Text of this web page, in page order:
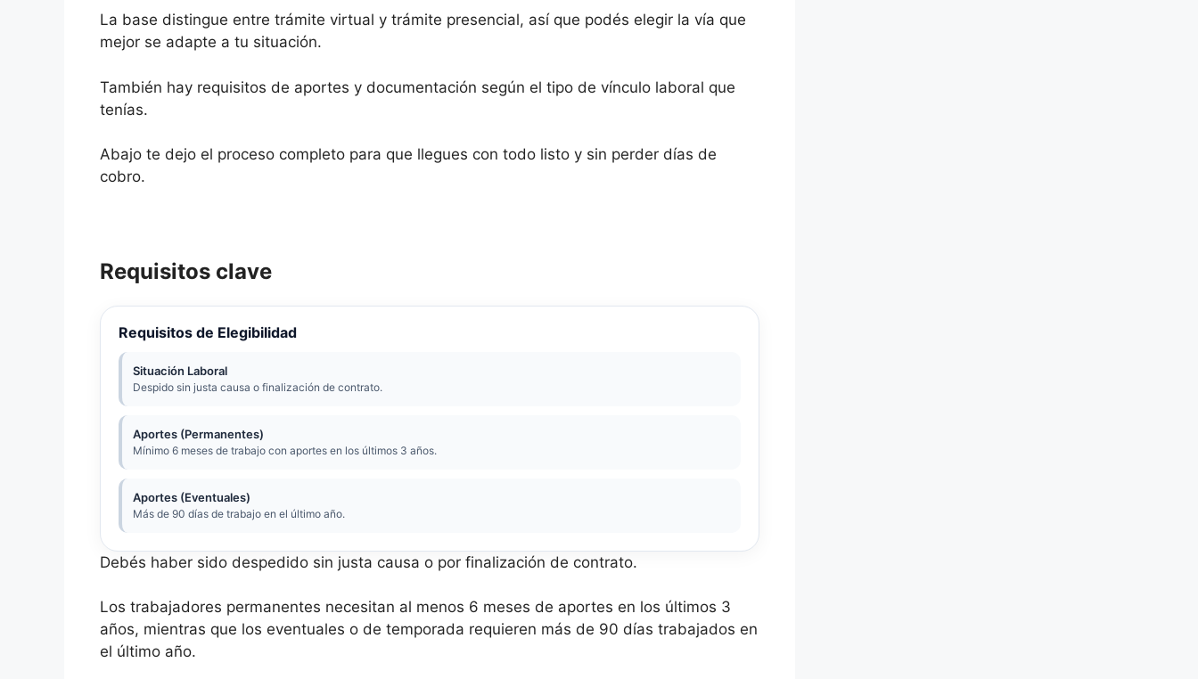
La base distingue entre trámite virtual y trámite presencial, así que podés elegir la vía que
mejor se adapte a tu situación.
También hay requisitos de aportes y documentación según el tipo de vínculo laboral que
tenías.
Abajo te dejo el proceso completo para que llegues con todo listo y sin perder días de
cobro.
Requisitos clave
Requisitos de Elegibilidad
Situación Laboral
Despido sin justa causa o finalización de contrato.
Aportes (Permanentes)
Mínimo 6 meses de trabajo con aportes en los últimos 3 años.
Aportes (Eventuales)
Más de 90 días de trabajo en el último año.
Debés haber sido despedido sin justa causa o por finalización de contrato.
Los trabajadores permanentes necesitan al menos 6 meses de aportes en los últimos 3
años, mientras que los eventuales o de temporada requieren más de 90 días trabajados en
el último año.